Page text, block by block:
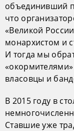
объединивший
что
«Великой
монархистом и
И тогда мы
власовцы и
В 2015 году в
Ставшие уже